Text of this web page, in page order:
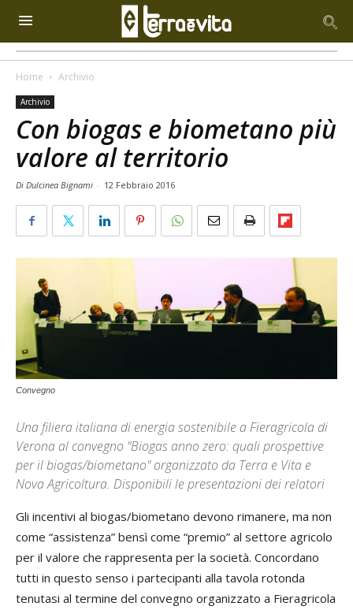
Home Archivio
Archivio
Con biogas e biometano più
valore al territorio
Di Dulcinea Bignami - 12 Febbraio 2016
Convegno
Una filiera italiana di energia sostenibile a Fieragricola di
Verona al convegno "Biogas anno zero: quali prospettive
per il biogas/biometano" organizzato da Terra e Vita e
Nova Agricoltura. Disponibili le presentazioni dei relatori
Gli incentivi al biogas/biometano devono rimanere, ma non
come “assistenza” bensì come “premio” al settore agricolo
per il valore che rappresenta per la società. Concordano
tutti in questo senso i partecipanti alla tavola rotonda
tenutasi al termine del convegno organizzato a Fieragricola